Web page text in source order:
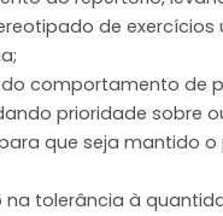
de exercícios
do comportamento de
prioridade sobre
que seja mantido
na tolerância à